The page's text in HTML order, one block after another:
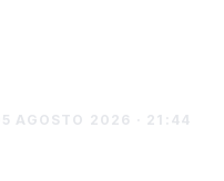
AGOSTO 2026 · 21:44